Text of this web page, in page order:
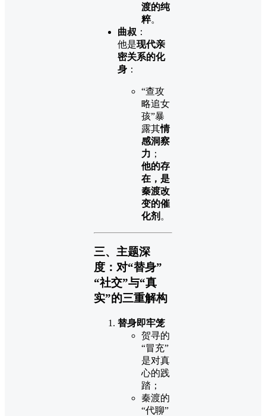
渡的纯
粹。
曲叔 ：
他是现代亲
密关系的化
身 ：
“查攻
略追女
孩”暴
露其情
感洞察
力 ；
他的存
在，是
秦渡改
变的催
化剂 。
三、主题深
度：对“替身”
“社交”与“真
实”的三重解构
替身即牢笼
贺寻的
“冒充”
是对真
心的践
踏；
秦渡的
“代聊”